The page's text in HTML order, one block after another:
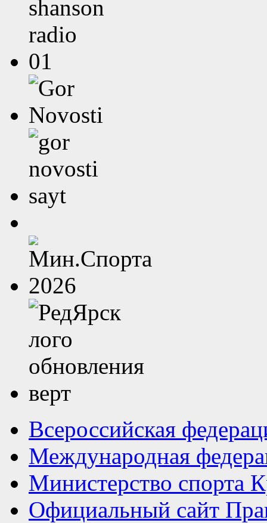
Всероссийская
Международная
Министерство спорта
Официальный сайт